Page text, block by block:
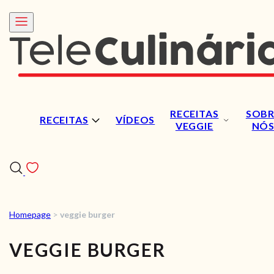
RECEITAS VÍDEOS
RECEITAS
VEGGIE
NÓS
VÍDEOS
Homepage > veggie burger
VEGGIE BURGER